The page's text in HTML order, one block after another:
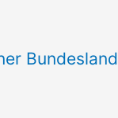
Bundesland